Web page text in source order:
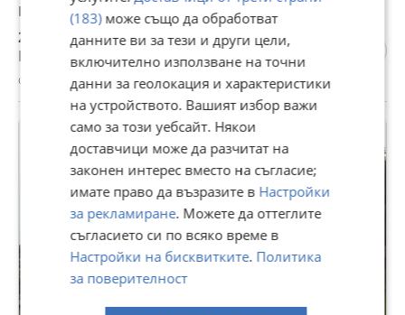
Продава ПАРЦЕЛ, с. Кутела, област Смолян
25 065 €
Не се начислява ДДС
с. Кутела, Смолян, 30 юли
(183)може също да обработват
данните ви за тези и други цели,
включително използване на точни
данни за геолокация и характеристики
на устройството. Вашият избор важи
само за този уебсайт. Някои
доставчици може да разчитат на
законен интерес вместо на съгласие;
имате право да възразите в Настройки
за рекламиране. Можете да оттеглите
съгласието си по всяко време в
Настройки на бисквитките. Политика
за поверителност